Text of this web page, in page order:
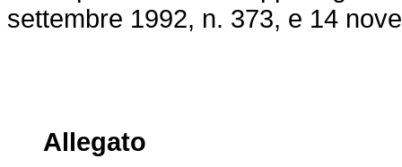
settembre 1992, n. 373, e 14
Allegato